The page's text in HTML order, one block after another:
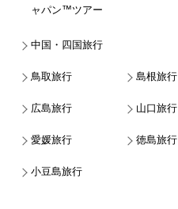
ャパン™ツアー
中国・四国旅行
鳥取旅行 島根旅行
広島旅行 山口旅行
愛媛旅行 徳島旅行
小豆島旅行